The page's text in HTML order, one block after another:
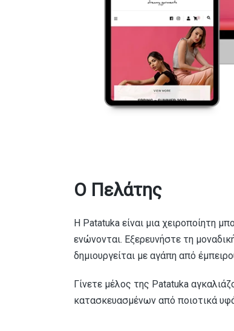
Ο Πελάτης
Η Patatuka είναι μια χειροποίητη
ενώνονται. Εξερευνήστε τη
δημιουργείται με αγάπη από
Γίνετε μέλος της Patatuka
κατασκευασμένων από ποιοτικά